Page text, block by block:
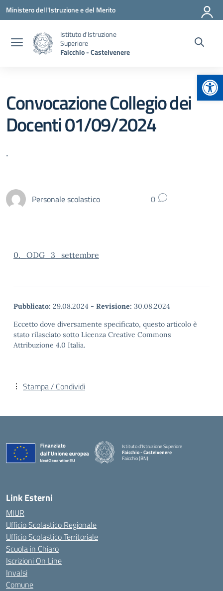
Vai ai contenuti
Vai al menu di navigazione
Vai al footer
Ministero dell'Istruzione e del Merito
Istituto d'Istruzione
Superiore
Faicchio - Castelvenere
Convocazione Collegio dei
Docenti 01/09/2024
.
Personale scolastico 0
0._ODG_3_settembre
Pubblicato: 29.08.2024 - Revisione: 30.08.2024
Eccetto dove diversamente specificato, questo articolo è
stato rilasciato sotto Licenza Creative Commons
Attribuzione 4.0 Italia.
Stampa / Condividi
Istituto d'Istruzione Superiore
Faicchio - Castelvenere
Faicchio (BN)
Link Esterni
MIUR
Ufficio Scolastico Regionale
Ufficio Scolastico Territoriale
Scuola in Chiaro
Iscrizioni On Line
Invalsi
Comune